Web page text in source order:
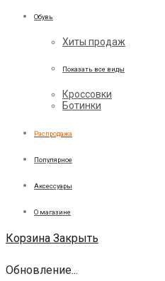
Обувь
Хиты продаж
Показать все виды
Кроссовки
Ботинки
Распродажа
Популярное
Аксессуары
О магазине
Корзина Закрыть
Обновление...